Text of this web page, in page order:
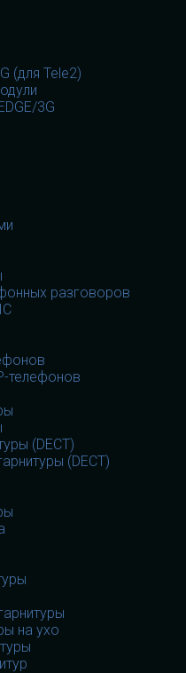
(для Tele2)
3G
разговоров
телефонов
(DECT)
(DECT)
на ухо